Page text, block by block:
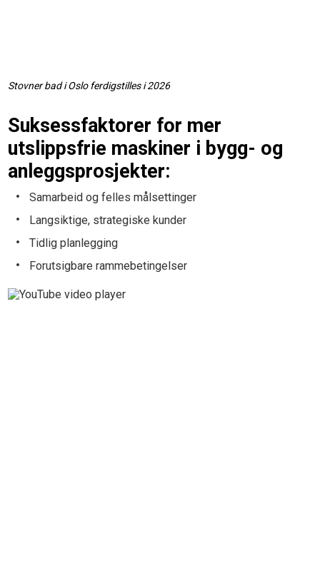
Stovner bad i Oslo ferdigstilles i 2026
Suksessfaktorer for mer
utslippsfrie maskiner i bygg- og
anleggsprosjekter:
Samarbeid og felles målsettinger
Langsiktige, strategiske kunder
Tidlig planlegging
Forutsigbare rammebetingelser